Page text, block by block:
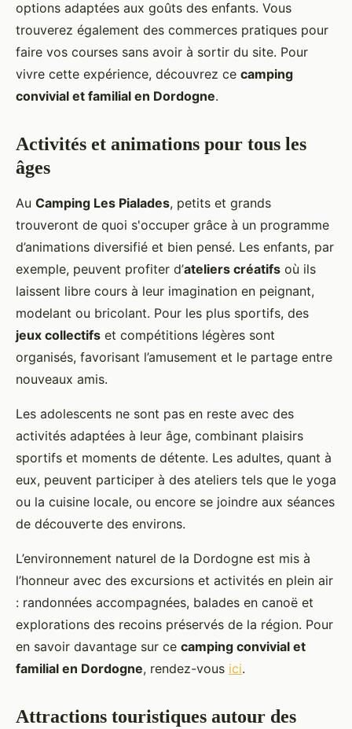
options adaptées aux goûts des enfants. Vous
trouverez également des commerces pratiques pour
faire vos courses sans avoir à sortir du site. Pour
vivre cette expérience, découvrez ce camping
convivial et familial en Dordogne.
Activités et animations pour tous les
âges
Au Camping Les Pialades, petits et grands
trouveront de quoi s'occuper grâce à un programme
d’animations diversifié et bien pensé. Les enfants, par
exemple, peuvent profiter d’ateliers créatifs où ils
laissent libre cours à leur imagination en peignant,
modelant ou bricolant. Pour les plus sportifs, des
jeux collectifs et compétitions légères sont
organisés, favorisant l’amusement et le partage entre
nouveaux amis.
Les adolescents ne sont pas en reste avec des
activités adaptées à leur âge, combinant plaisirs
sportifs et moments de détente. Les adultes, quant à
eux, peuvent participer à des ateliers tels que le yoga
ou la cuisine locale, ou encore se joindre aux séances
de découverte des environs.
L’environnement naturel de la Dordogne est mis à
l’honneur avec des excursions et activités en plein air
: randonnées accompagnées, balades en canoë et
explorations des recoins préservés de la région. Pour
en savoir davantage sur ce camping convivial et
familial en Dordogne, rendez-vous ici.
Attractions touristiques autour des